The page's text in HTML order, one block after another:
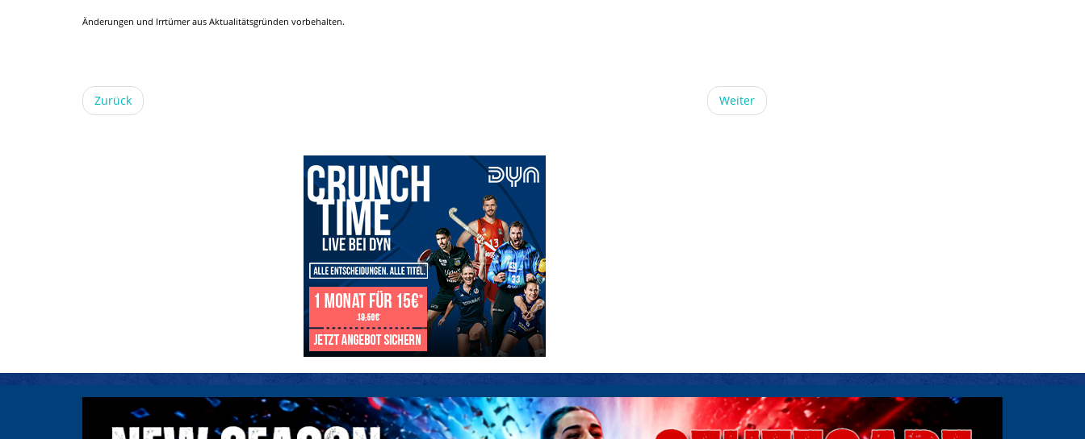
Änderungen und Irrtümer aus Aktualitätsgründen vorbehalten.
Zurück Weiter